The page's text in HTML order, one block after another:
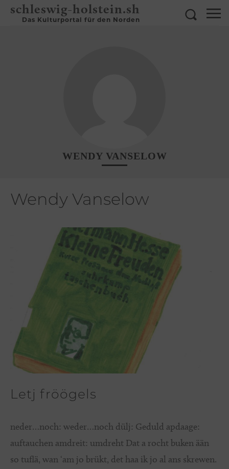
schleswig-holstein.sh
Das Kulturportal für den Norden
WENDY VANSELOW
Wendy Vanselow
Letj fröögels
neder…noch: weder…noch dülj: Geduld apdaage:
auftauchen amdreit: umdreht Dat a rocht buken ään
so tuflä, wan ‘am jo brükt, det haa ik jo al ans skrewen.